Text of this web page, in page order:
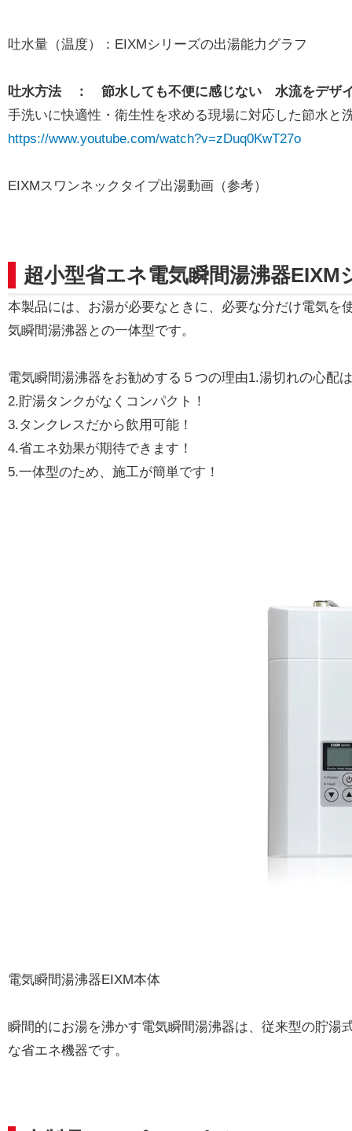
吐水量（温度）：EIXMシリーズの出湯能力グラフ
吐水方法 ： 節水しても不便に感じない 水流をデザ
手洗いに快適性・衛生性を求める現場に対応した節水と
https://www.youtube.com/watch?v=zDuq0KwT27o
EIXMスワンネックタイプ出湯動画（参考）
超小型省エネ電気瞬間湯沸器EIXM
本製品には、お湯が必要なときに、必要な分だけ電気を
気瞬間湯沸器との一体型です。
電気瞬間湯沸器をお勧めする５つの理由1.湯切れの心配
2.貯湯タンクがなくコンパクト！
3.タンクレスだから飲用可能！
4.省エネ効果が期待できます！
5.一体型のため、施工が簡単です！
電気瞬間湯沸器EIXM本体
瞬間的にお湯を沸かす電気瞬間湯沸器は、従来型の貯湯
な省エネ機器です。